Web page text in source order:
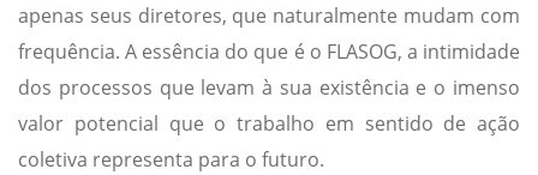
apenas seus diretores, que naturalmente mudam com
frequência. A essência do que é o FLASOG, a intimidade
dos processos que levam à sua existência e o imenso
valor potencial que o trabalho em sentido de ação
coletiva representa para o futuro.